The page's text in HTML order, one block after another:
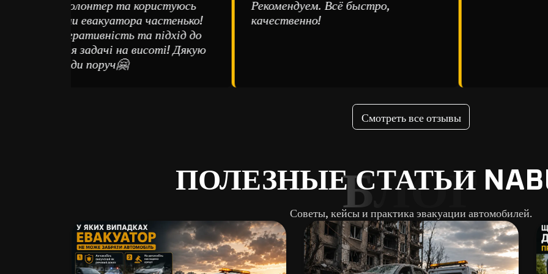
Я сама волонтер та користуюсь
послугами евакуатора частенько!
Ціни, оперативність та підхід до
виконання задачі на висоті! Дякую
що завжди поруч🤗
Рекомендуем. Всё быстро,
качественно!
Смотреть все отзывы
БЛОГ
ПОЛЕЗНЫЕ СТАТЬИ
Советы, кейсы и практика эвакуации автомобилей.